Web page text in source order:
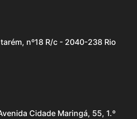
nº18 R/c - 2040-238 Rio
Cidade Maringá, 55, 1.º